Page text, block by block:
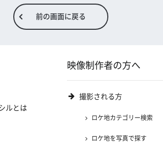
前の画面に戻る
ルとは
映像制作者の方へ
撮影される方
ロケ地カテゴリー検索
ロケ地を写真で探す